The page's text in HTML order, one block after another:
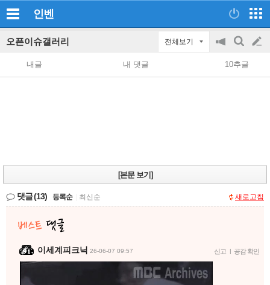
인벤
오픈이슈갤러리 전체보기
공
지
on/off
검
색
글
쓰
내글 내 댓글 10추글
[본문 보기]
댓글(13) 등록순 최신순 새로고침
이세계피크닉 26-06-07 09:57 신고 | 공감 확인